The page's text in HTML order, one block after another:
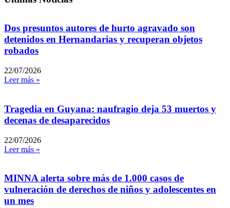
Dos presuntos autores de hurto agravado son
detenidos en Hernandarias y recuperan objetos
robados
22/07/2026
Leer más »
Tragedia en Guyana: naufragio deja 53 muertos y
decenas de desaparecidos
22/07/2026
Leer más »
MINNA alerta sobre más de 1.000 casos de
vulneración de derechos de niños y adolescentes en
un mes